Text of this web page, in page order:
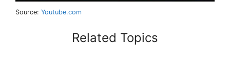
Source: Youtube.com
Related Topics